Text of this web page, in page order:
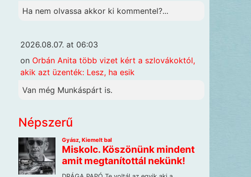
Ha nem olvassa akkor ki kommentel?...
2026.08.07. at 06:03
on Orbán Anita több vizet kért a szlovákoktól,
akik azt üzenték: Lesz, ha esik
Van még Munkáspárt is.
Népszerű